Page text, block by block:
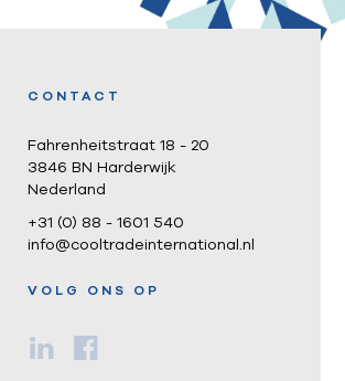
CONTACT
Fahrenheitstraat 18 - 20
3846 BN Harderwijk
Nederland
+31 (0) 88 - 1601 540
info@cooltradeinternational.nl
VOLG ONS OP